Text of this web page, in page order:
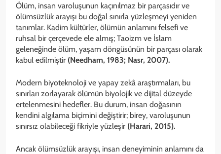
Ölüm, insan varoluşunun kaçınılmaz bir parçasıdır ve
ölümsüzlük arayışı bu doğal sınırla yüzleşmeyi yeniden
tanımlar. Kadim kültürler, ölümün anlamını felsefi ve
ruhsal bir çerçevede ele almış; Taoizm ve İslam
geleneğinde ölüm, yaşam döngüsünün bir parçası olarak
kabul edilmiştir (Needham, 1983; Nasr, 2007).
Modern biyoteknoloji ve yapay zekâ araştırmaları, bu
sınırları zorlayarak ölümün biyolojik ve dijital düzeyde
ertelenmesini hedefler. Bu durum, insan doğasının
kendini algılama biçimini değiştirir; birey, varoluşunun
sınırsız olabileceği fikriyle yüzleşir (Harari, 2015).
Ancak ölümsüzlük arayışı, insan deneyiminin anlamını da